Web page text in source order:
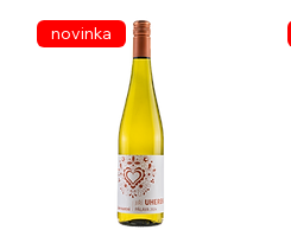
novinka